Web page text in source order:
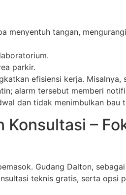
menyentuh tangan, mengurangi
parkir.
efisiensi kerja. Misalnya,
alarm tersebut memberi
dan tidak menimbulkan bau
Konsultasi –
Gudang Dalton,
teknis gratis, serta opsi